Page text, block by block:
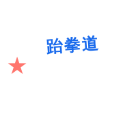
跆拳道
★